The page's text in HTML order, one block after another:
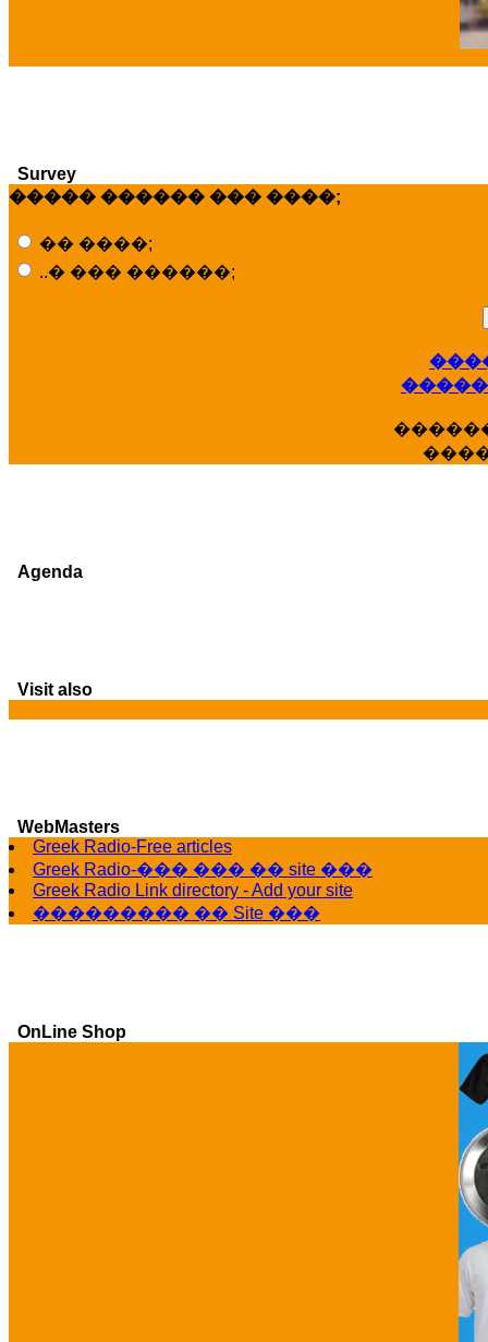
Survey
����� ������ ��� ����;
�� ����;
..� ��� ������;
Agenda
Visit also
WebMasters
Greek Radio-Free articles
Greek Radio-��� ��� �� site ���
Greek Radio Link directory - Add your site
��������� �� Site ���
OnLine Shop